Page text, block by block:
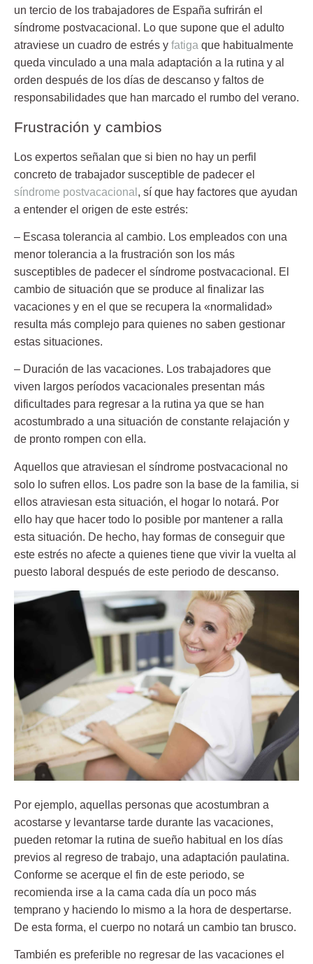
un tercio de los trabajadores de España sufrirán el
síndrome postvacacional . Lo que supone que el adulto
atraviese un cuadro de estrés y fatiga que habitualmente
queda vinculado a una mala adaptación a la rutina y al
orden después de los días de descanso y faltos de
responsabilidades que han marcado el rumbo del verano.
Frustración y cambios
Los expertos señalan que si bien no hay un perfil
concreto de trabajador susceptible de padecer el
síndrome postvacacional , sí que hay factores que ayudan
a entender el origen de este estrés:
– Escasa tolerancia al cambio. Los empleados con una
menor tolerancia a la frustración son los más
susceptibles de padecer el síndrome postvacacional. El
cambio de situación que se produce al finalizar las
vacaciones y en el que se recupera la «normalidad»
resulta más complejo para quienes no saben gestionar
estas situaciones.
– Duración de las vacaciones. Los trabajadores que
viven largos períodos vacacionales presentan más
dificultades para regresar a la rutina ya que se han
acostumbrado a una situación de constante relajación y
de pronto rompen con ella.
Aquellos que atraviesan el síndrome postvacacional no
solo lo sufren ellos. Los padre son la base de la familia, si
ellos atraviesan esta situación, el hogar lo notará. Por
ello hay que hacer todo lo posible por mantener a ralla
esta situación. De hecho, hay formas de conseguir que
este estrés no afecte a quienes tiene que vivir la vuelta al
puesto laboral después de este periodo de descanso.
Por ejemplo, aquellas personas que acostumbran a
acostarse y levantarse tarde durante las vacaciones,
pueden retomar la rutina de sueño habitual en los días
previos al regreso de trabajo, una adaptación paulatina.
Conforme se acerque el fin de este periodo, se
recomienda irse a la cama cada día un poco más
temprano y haciendo lo mismo a la hora de despertarse.
De esta forma, el cuerpo no notará un cambio tan brusco.
También es preferible no regresar de las vacaciones el